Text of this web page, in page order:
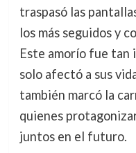
traspasó las
los más seguidos y
Este amorío fue tan
solo afectó a sus
también marcó la
quienes
juntos en el futuro.